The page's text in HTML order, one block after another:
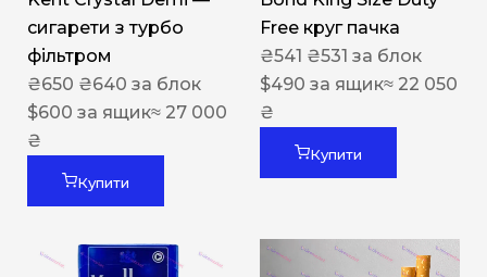
сигарети з турбо
фільтром
₴650 ₴640 за блок
$600 за ящик≈ 27 000
₴
Купити
Free круг пачка
₴541 ₴531 за блок
$490 за ящик≈ 22 050
₴
Купити